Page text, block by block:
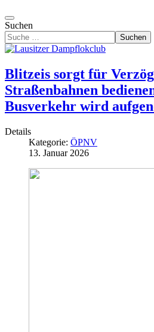
Suchen
Suchen
Blitzeis sorgt für
Straßenbahnen
Busverkehr wird
Details
Kategorie: ÖPNV
13. Januar 2026